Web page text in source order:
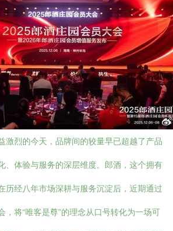
激烈的今天，品牌间的较量早已超越了产品
、体验与服务的深层维度。郎酒，这个拥有
历经八年市场深耕与服务沉淀后，近期通过
，将“唯客是尊”的理念从口号转化为一场可